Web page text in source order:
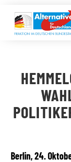
Inhalt
springen
LANDESGRUPPEN
PRESSE
Berlin, 24.